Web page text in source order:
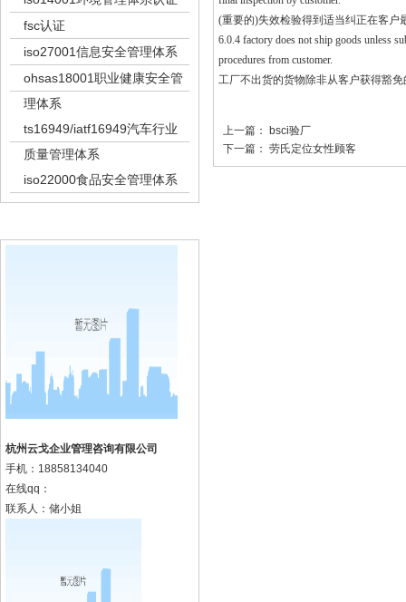
fsc认证
iso27001信息安全管理体系
ohsas18001职业健康安全管
理体系
ts16949/iatf16949汽车行业
质量管理体系
iso22000食品安全管理体系
杭州云戈企业管理咨询有限公司
手机： 18858134040
在线qq：
联系人：储小姐
(重要的)失效检验得到适当纠正在客户
6.0.4 factory does not ship goods unless
procedures from customer.
工厂不出货的货物除非从客户获得豁免
上一篇： bsci验厂
下一篇： 劳氏定位女性顾客